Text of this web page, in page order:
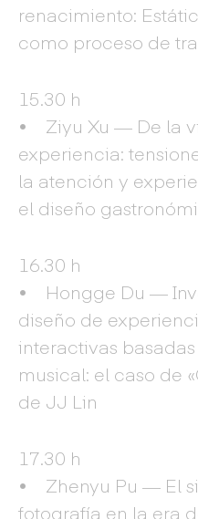
renacimiento:
como proceso de
15.30 h
• Ziyu Xu — De la
experiencia:
la atención y
el diseño
16.30 h
• Hongge Du —
diseño de
interactivas
musical: el caso de
de JJ Lin
17.30 h
• Zhenyu Pu — El
fotografía en la era